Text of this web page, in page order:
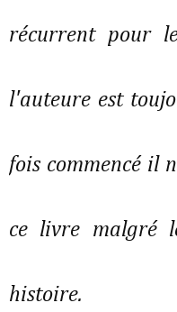
récurrent pour
l'auteure est
fois commencé il
ce livre malgré
histoire.